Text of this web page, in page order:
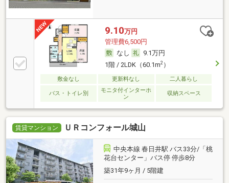
9.10万円
管理費6,500円
なし
9.1万円
1階 / 2LDK（60.1m2）
敷金なし 更新料なし 二人暮らし
バス・トイレ別
モニタ付インターホ
ン
収納スペース
賃貸マンション ＵＲコンフォール城山
中央本線 春日井駅 バス33分/「桃
花台センター」バス停 停歩8分
築31年9ヶ月 / 5階建